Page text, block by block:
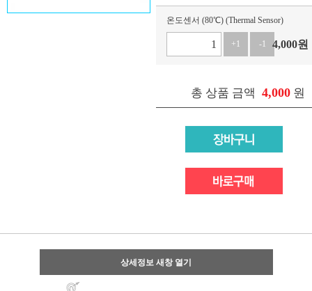
온도센서 (80℃) (Thermal Sensor)
+1 -1 4,000원
총 상품 금액 4,000 원
상세정보 새창 열기